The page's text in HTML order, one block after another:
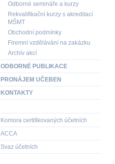
Odborné semináře a kurzy
Rekvalifikační kurzy s akreditací
MŠMT
Obchodní podmínky
Firemní vzdělávání na zakázku
Archív akcí
ODBORNÉ PUBLIKACE
PRONÁJEM UČEBEN
KONTAKTY
Komora certifikovaných účetních
ACCA
Svaz účetních